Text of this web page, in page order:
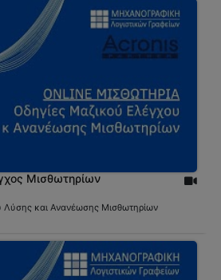
Μισθωτηρίων
Λύσης και Ανανέωσης Μισθωτηρίων